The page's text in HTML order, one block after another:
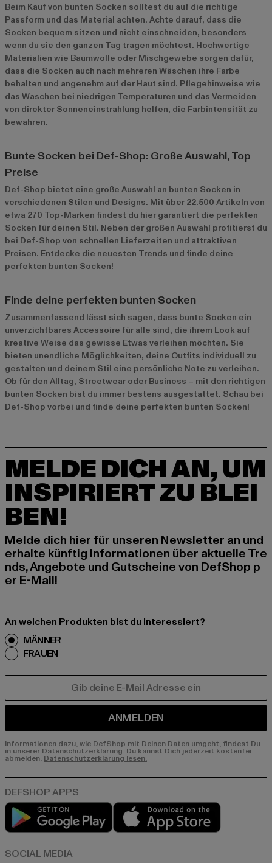
Beim Kauf von bunten Socken solltest du auf die richtige
Passform und das Material achten. Achte darauf, dass die
Socken bequem sitzen und nicht einschneiden, besonders
wenn du sie den ganzen Tag tragen möchtest. Hochwertige
Materialien wie Baumwolle oder Mischgewebe sorgen dafür,
dass die Socken auch nach mehreren Wäschen ihre Farbe
behalten und angenehm auf der Haut sind. Pflegehinweise wie
das Waschen bei niedrigen Temperaturen und das Vermeiden
von direkter Sonneneinstrahlung helfen, die Farbintensität zu
bewahren.
Bunte Socken bei Def-Shop: Große Auswahl, Top
Preise
Def-Shop bietet eine große Auswahl an bunten Socken in
verschiedenen Stilen und Designs. Mit über 22.500 Artikeln von
etwa 270 Top-Marken findest du hier garantiert die perfekten
Socken für deinen Stil. Neben der großen Auswahl profitierst du
bei Def-Shop von schnellen Lieferzeiten und attraktiven
Preisen. Entdecke die neuesten Trends und finde deine
perfekten bunten Socken!
Finde deine perfekten bunten Socken
Zusammenfassend lässt sich sagen, dass bunte Socken ein
unverzichtbares Accessoire für alle sind, die ihrem Look auf
kreative Weise das gewisse Etwas verleihen möchten. Sie
bieten unendliche Möglichkeiten, deine Outfits individuell zu
gestalten und deinem Stil eine persönliche Note zu verleihen.
Ob für den Alltag, Streetwear oder Business – mit den richtigen
bunten Socken bist du immer bestens ausgestattet. Schau bei
Def-Shop vorbei und finde deine perfekten bunten Socken!
MELDE DICH AN, UM
INSPIRIERT ZU BLEI
BEN!
Melde dich hier für unseren Newsletter an und
erhalte künftig Informationen über aktuelle Tre
nds, Angebote und Gutscheine von DefShop p
er E-Mail!
An welchen Produkten bist du interessiert?
MÄNNER
FRAUEN
ANMELDEN
Informationen dazu, wie DefShop mit Deinen Daten umgeht, findest Du
in unserer Datenschutzerklärung. Du kannst Dich jederzeit kostenfei
abmelden. Datenschutzerklärung lesen.
Play market